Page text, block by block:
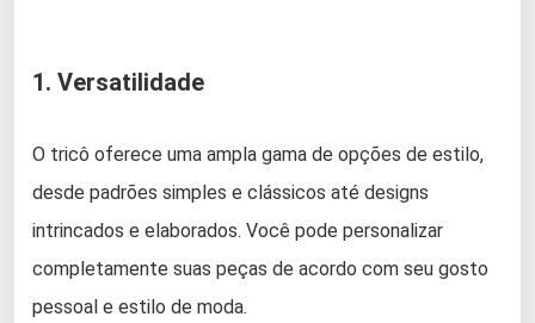
1. Versatilidade
O tricô oferece uma ampla gama de opções de estilo,
desde padrões simples e clássicos até designs
intrincados e elaborados. Você pode personalizar
completamente suas peças de acordo com seu gosto
pessoal e estilo de moda.